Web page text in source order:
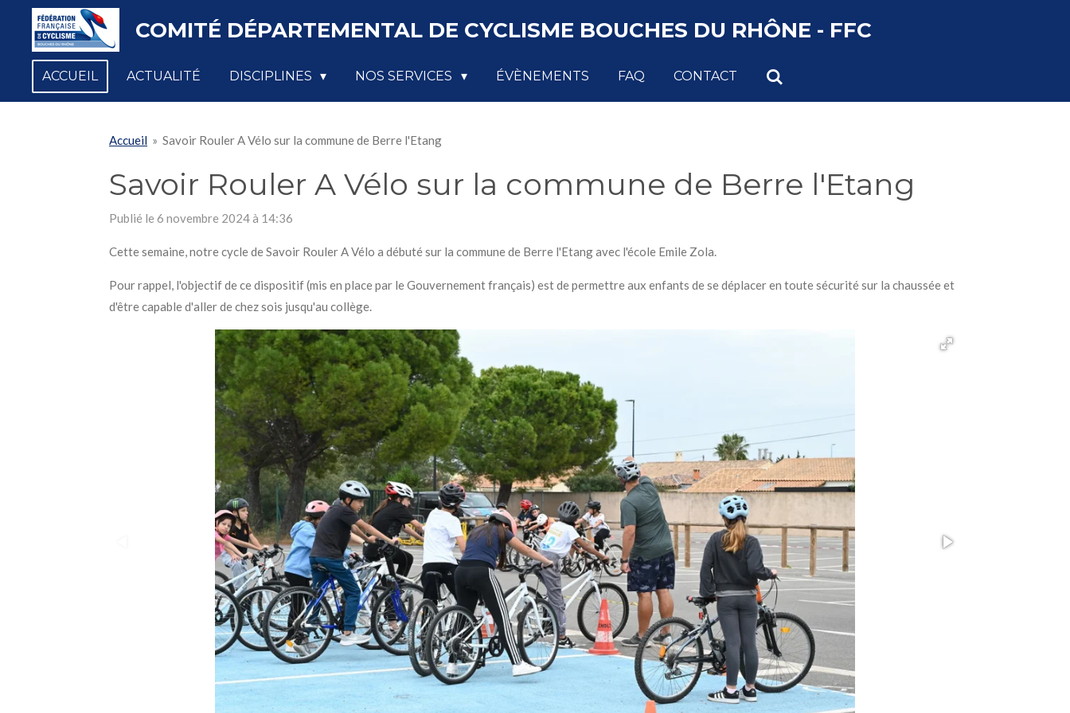
Passer
contenu
principal
COMITÉ DÉPARTEMENTAL DE CYCLISME BOUCHES DU RHÔNE - FFC
ACCUEIL ACTUALITÉ DISCIPLINES NOS SERVICES ÉVÈNEMENTS FAQ CONTACT
Accueil » Savoir Rouler A Vélo sur la commune de Berre l'Etang
Savoir Rouler A Vélo sur la commune de Berre l'Etang
Publié le 6 novembre 2024 à 14:36
Cette semaine, notre cycle de Savoir Rouler A Vélo a débuté sur la commune de Berre l'Etang avec l'école Emile Zola.
Pour rappel, l'objectif de ce dispositif (mis en place par le Gouvernement français) est de permettre aux enfants de se déplacer en toute sécurité sur la chaussée et
d'être capable d'aller de chez sois jusqu'au collège.